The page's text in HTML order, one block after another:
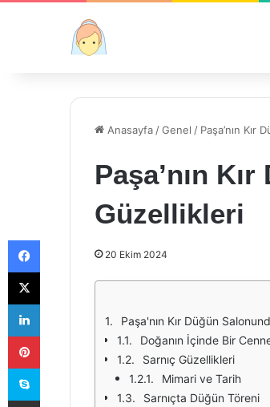
Anasayfa /Genel / Paşa’nın Kır
Paşa’nın
Güzellikleri
20 Ekim 2024
Paşa'nın Kır Düğün
Doğanın İçinde Bir
Sarnıç Güzellikleri
Mimari ve Tarih
Sarnıçta Düğün Töreni
Facebook
X
LinkedIn
Pinterest
Skype
E-Posta ile paylaş